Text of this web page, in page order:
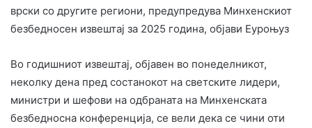
врски со другите региони, предупредува Минхенскиот
безбедносен извештај за 2025 година, објави Еуроњуз
Во годишниот извештај, објавен во понеделникот,
неколку дена пред состанокот на светските лидери,
министри и шефови на одбраната на Минхенската
безбедносна конференција, се вели дека се чини оти